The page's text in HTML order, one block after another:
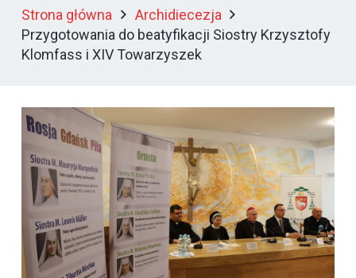
Strona główna
Archidiecezja
Przygotowania do beatyfikacji Siostry Krzysztofy
Klomfass i XIV Towarzyszek